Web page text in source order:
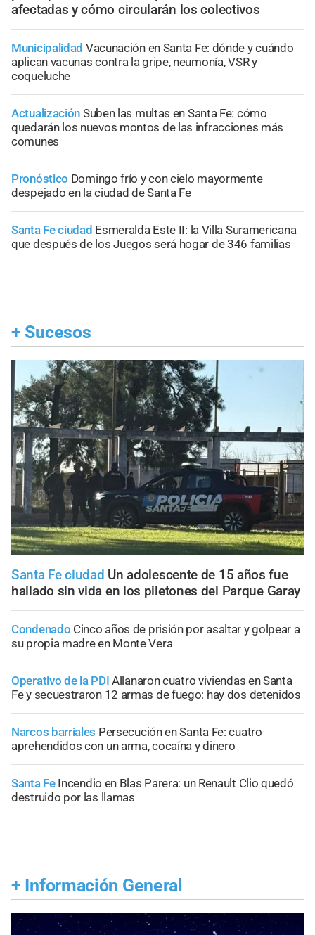
afectadas y cómo circularán los colectivos
Municipalidad Vacunación en Santa Fe: dónde y cuándo
aplican vacunas contra la gripe, neumonía, VSR y
coqueluche
Actualización Suben las multas en Santa Fe: cómo
quedarán los nuevos montos de las infracciones más
comunes
Pronóstico Domingo frío y con cielo mayormente
despejado en la ciudad de Santa Fe
Santa Fe ciudad Esmeralda Este II: la Villa Suramericana
que después de los Juegos será hogar de 346 familias
+ Sucesos
Santa Fe ciudad Un adolescente de 15 años fue
hallado sin vida en los piletones del Parque Garay
Condenado Cinco años de prisión por asaltar y golpear a
su propia madre en Monte Vera
Operativo de la PDI Allanaron cuatro viviendas en Santa
Fe y secuestraron 12 armas de fuego: hay dos detenidos
Narcos barriales Persecución en Santa Fe: cuatro
aprehendidos con un arma, cocaína y dinero
Santa Fe Incendio en Blas Parera: un Renault Clio quedó
destruido por las llamas
+ Información General